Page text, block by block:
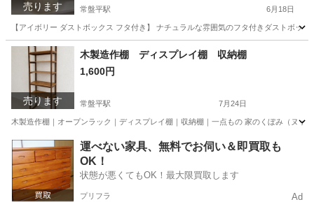
売ります 常盤平駅 6月18日
【アイボリー ダストボックス フタ付き】 ナチュラルな雰囲気のフタ付きダストボッ
千葉 松戸市 常盤平駅 インテリア雑貨/小物
売ります
木製造作棚 ディスプレイ棚 収納棚
1,600円
常盤平駅 7月24日
木製造作棚｜オープンラック｜ディスプレイ棚｜収納棚｜一点もの 家のくぼみ（ヌ
千葉 松戸市 常盤平駅 収納家具 ディスプレイ
運べない家具、無料でお伺い＆即買取も
OK！
状態が悪くてもOK！最大限買取します
プリフラ Ad